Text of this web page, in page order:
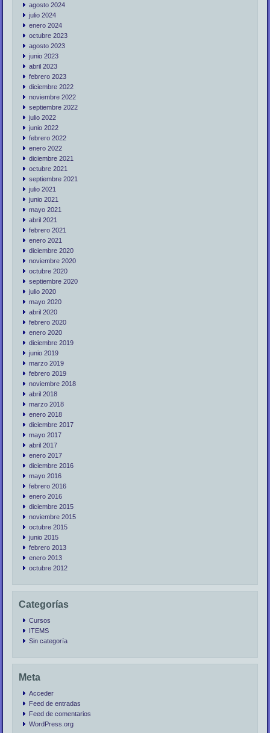
agosto 2024
julio 2024
enero 2024
octubre 2023
agosto 2023
junio 2023
abril 2023
febrero 2023
diciembre 2022
noviembre 2022
septiembre 2022
julio 2022
junio 2022
febrero 2022
enero 2022
diciembre 2021
octubre 2021
septiembre 2021
julio 2021
junio 2021
mayo 2021
abril 2021
febrero 2021
enero 2021
diciembre 2020
noviembre 2020
octubre 2020
septiembre 2020
julio 2020
mayo 2020
abril 2020
febrero 2020
enero 2020
diciembre 2019
junio 2019
marzo 2019
febrero 2019
noviembre 2018
abril 2018
marzo 2018
enero 2018
diciembre 2017
mayo 2017
abril 2017
enero 2017
diciembre 2016
mayo 2016
febrero 2016
enero 2016
diciembre 2015
noviembre 2015
octubre 2015
junio 2015
febrero 2013
enero 2013
octubre 2012
Categorías
Cursos
ITEMS
Sin categoría
Meta
Acceder
Feed de entradas
Feed de comentarios
WordPress.org